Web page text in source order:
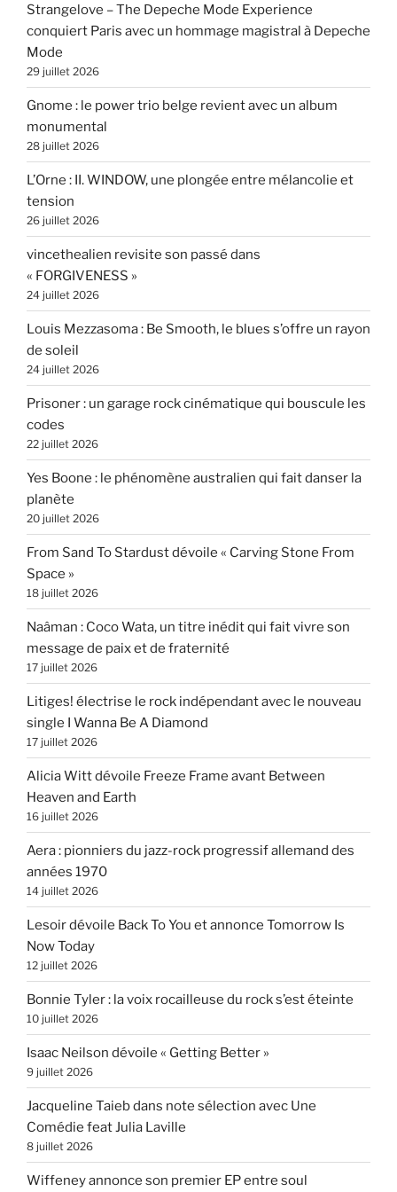
Strangelove – The Depeche Mode Experience
conquiert Paris avec un hommage magistral à Depeche
Mode
29 juillet 2026
Gnome : le power trio belge revient avec un album
monumental
28 juillet 2026
L’Orne : II. WINDOW, une plongée entre mélancolie et
tension
26 juillet 2026
vincethealien revisite son passé dans
« FORGIVENESS »
24 juillet 2026
Louis Mezzasoma : Be Smooth, le blues s’offre un rayon
de soleil
24 juillet 2026
Prisoner : un garage rock cinématique qui bouscule les
codes
22 juillet 2026
Yes Boone : le phénomène australien qui fait danser la
planète
20 juillet 2026
From Sand To Stardust dévoile « Carving Stone From
Space »
18 juillet 2026
Naâman : Coco Wata, un titre inédit qui fait vivre son
message de paix et de fraternité
17 juillet 2026
Litiges! électrise le rock indépendant avec le nouveau
single I Wanna Be A Diamond
17 juillet 2026
Alicia Witt dévoile Freeze Frame avant Between
Heaven and Earth
16 juillet 2026
Aera : pionniers du jazz-rock progressif allemand des
années 1970
14 juillet 2026
Lesoir dévoile Back To You et annonce Tomorrow Is
Now Today
12 juillet 2026
Bonnie Tyler : la voix rocailleuse du rock s’est éteinte
10 juillet 2026
Isaac Neilson dévoile « Getting Better »
9 juillet 2026
Jacqueline Taieb dans note sélection avec Une
Comédie feat Julia Laville
8 juillet 2026
Wiffeney annonce son premier EP entre soul